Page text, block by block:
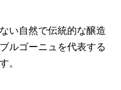
い自然で伝統的な醸造
ルゴーニュを代表する
。